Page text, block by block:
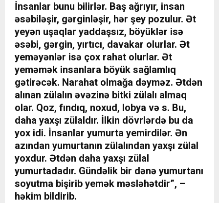
İnsanlar bunu bilirlər. Baş ağrıyır, insan
əsəbiləşir, gərginləşir, hər şey pozulur. Ət
yeyən uşaqlar yaddaşsız, böyüklər isə
əsəbi, gərgin, yırtıcı, davakar olurlar. Ət
yeməyənlər isə çox rahat olurlar. Ət
yeməmək insanlara böyük sağlamlıq
gətirəcək. Narahat olmağa dəyməz. Ətdən
alınan zülalın əvəzinə bitki zülalı almaq
olar. Qoz, fındıq, noxud, lobya və s. Bu,
daha yaxşı zülaldır. İlkin dövrlərdə bu da
yox idi. İnsanlar yumurta yemirdilər. Ən
azından yumurtanın zülalından yaxşı zülal
yoxdur. Ətdən daha yaxşı zülal
yumurtadadır. Gündəlik bir dənə yumurtanı
soyutma bişirib yemək məsləhətdir”, –
həkim bildirib.